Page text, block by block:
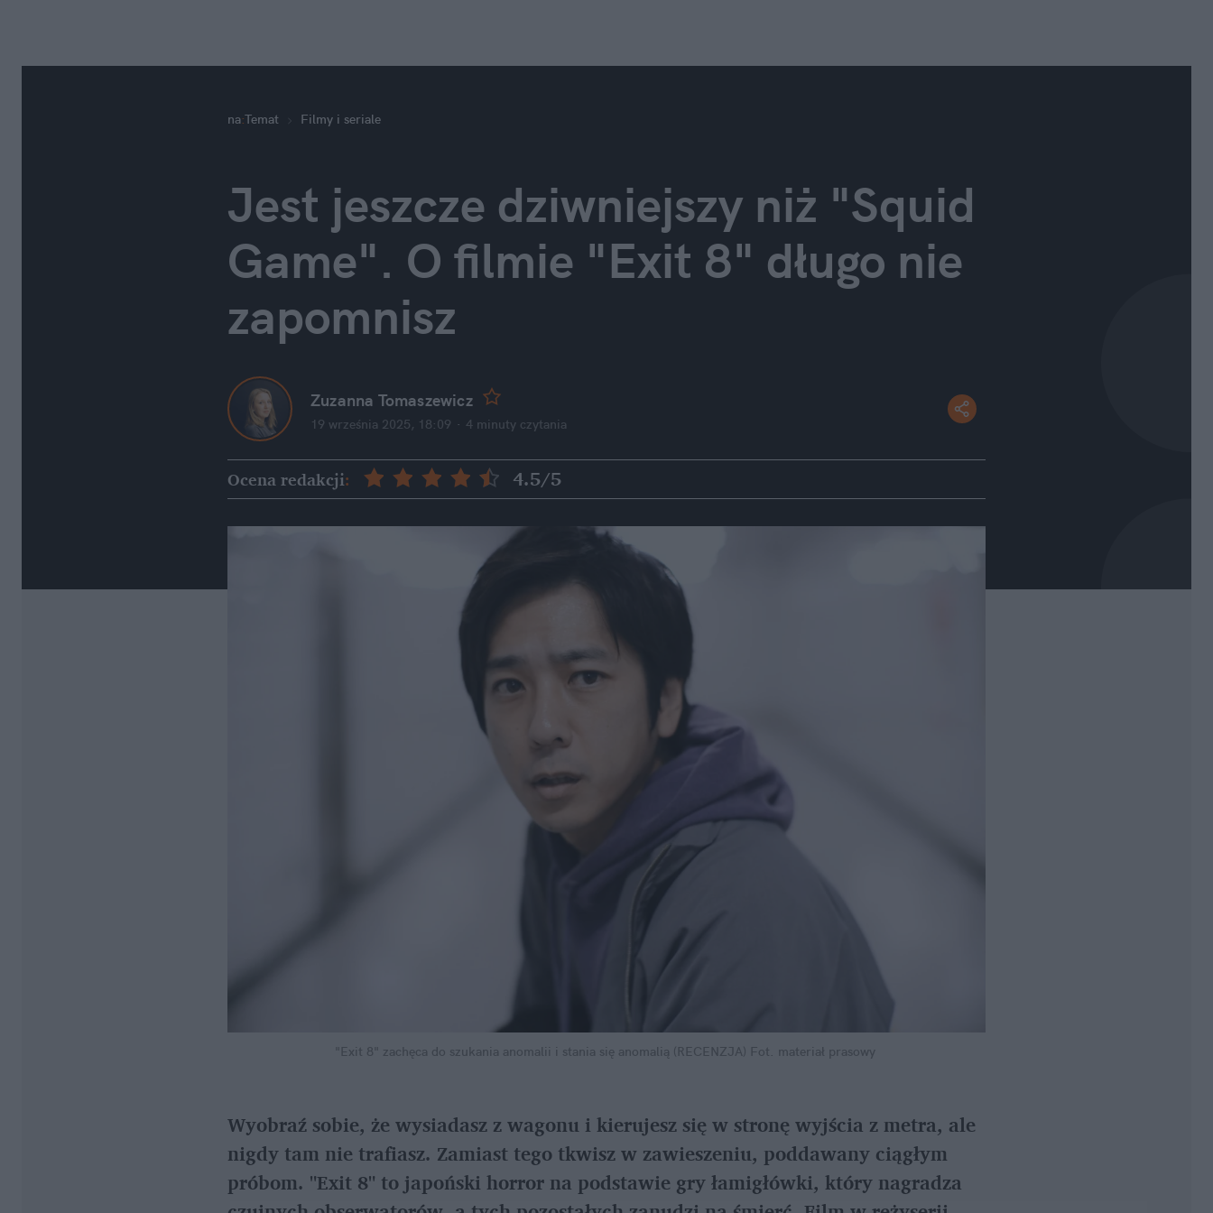
na:Temat Filmy i seriale
Jest jeszcze dziwniejszy niż "Squid
Game". O filmie "Exit 8" długo nie
zapomnisz
Zuzanna Tomaszewicz
19 września 2025, 18:09 · 4 minuty czytania
Ocena redakcji: 4.5/5
"Exit 8" zachęca do szukania anomalii i stania się anomalią (RECENZJA) Fot. materiał prasowy
Wyobraź sobie, że wysiadasz z wagonu i kierujesz się w stronę wyjścia z metra, ale
nigdy tam nie trafiasz. Zamiast tego tkwisz w zawieszeniu, poddawany ciągłym
próbom. "Exit 8" to japoński horror na podstawie gry łamigłówki, który nagradza